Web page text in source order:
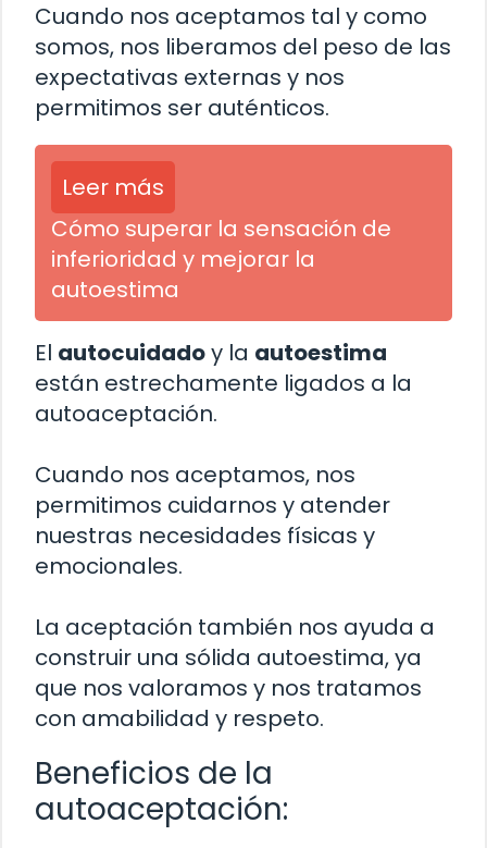
Cuando nos aceptamos tal y como
somos, nos liberamos del peso de las
expectativas externas y nos
permitimos ser auténticos.
Leer más
Cómo superar la sensación de
inferioridad y mejorar la
autoestima
El autocuidadoy la autoestima
están estrechamente ligados a la
autoaceptación.
Cuando nos aceptamos, nos
permitimos cuidarnos y atender
nuestras necesidades físicas y
emocionales.
La aceptación también nos ayuda a
construir una sólida autoestima, ya
que nos valoramos y nos tratamos
con amabilidad y respeto.
Beneficios de la
autoaceptación: